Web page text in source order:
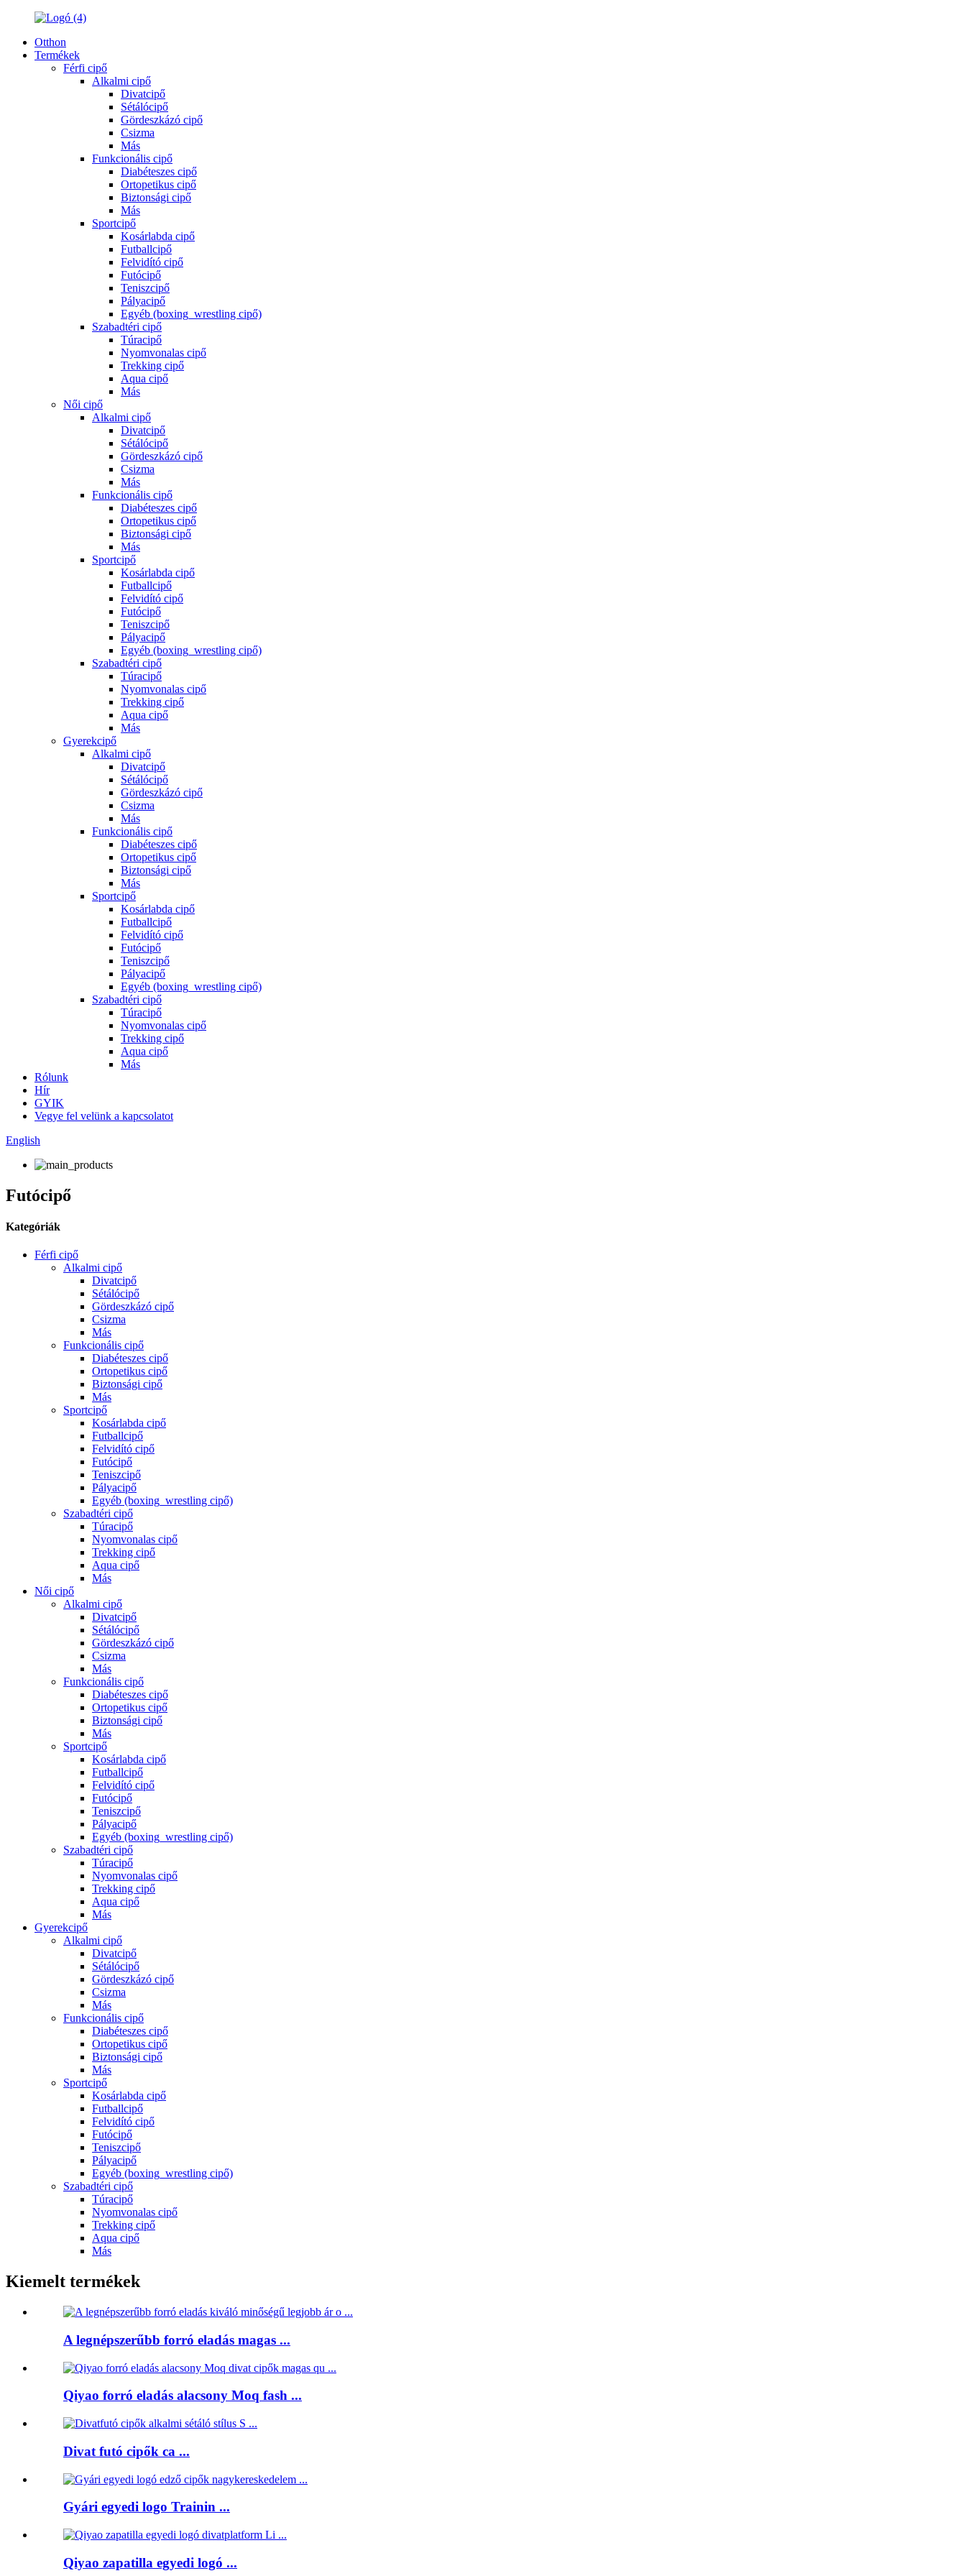
Otthon
Termékek
Férfi cipő
Alkalmi cipő
Divatcipő
Sétálócipő
Gördeszkázó cipő
Csizma
Más
Funkcionális cipő
Diabéteszes cipő
Ortopetikus cipő
Biztonsági cipő
Más
Sportcipő
Kosárlabda cipő
Futballcipő
Felvidító cipő
Futócipő
Teniszcipő
Pályacipő
Egyéb (boxing_wrestling cipő)
Szabadtéri cipő
Túracipő
Nyomvonalas cipő
Trekking cipő
Aqua cipő
Más
Női cipő
Alkalmi cipő
Divatcipő
Sétálócipő
Gördeszkázó cipő
Csizma
Más
Funkcionális cipő
Diabéteszes cipő
Ortopetikus cipő
Biztonsági cipő
Más
Sportcipő
Kosárlabda cipő
Futballcipő
Felvidító cipő
Futócipő
Teniszcipő
Pályacipő
Egyéb (boxing_wrestling cipő)
Szabadtéri cipő
Túracipő
Nyomvonalas cipő
Trekking cipő
Aqua cipő
Más
Gyerekcipő
Alkalmi cipő
Divatcipő
Sétálócipő
Gördeszkázó cipő
Csizma
Más
Funkcionális cipő
Diabéteszes cipő
Ortopetikus cipő
Biztonsági cipő
Más
Sportcipő
Kosárlabda cipő
Futballcipő
Felvidító cipő
Futócipő
Teniszcipő
Pályacipő
Egyéb (boxing_wrestling cipő)
Szabadtéri cipő
Túracipő
Nyomvonalas cipő
Trekking cipő
Aqua cipő
Más
Rólunk
Hír
GYIK
Vegye fel velünk a kapcsolatot
English
Futócipő
Kategóriák
Férfi cipő
Alkalmi cipő
Divatcipő
Sétálócipő
Gördeszkázó cipő
Csizma
Más
Funkcionális cipő
Diabéteszes cipő
Ortopetikus cipő
Biztonsági cipő
Más
Sportcipő
Kosárlabda cipő
Futballcipő
Felvidító cipő
Futócipő
Teniszcipő
Pályacipő
Egyéb (boxing_wrestling cipő)
Szabadtéri cipő
Túracipő
Nyomvonalas cipő
Trekking cipő
Aqua cipő
Más
Női cipő
Alkalmi cipő
Divatcipő
Sétálócipő
Gördeszkázó cipő
Csizma
Más
Funkcionális cipő
Diabéteszes cipő
Ortopetikus cipő
Biztonsági cipő
Más
Sportcipő
Kosárlabda cipő
Futballcipő
Felvidító cipő
Futócipő
Teniszcipő
Pályacipő
Egyéb (boxing_wrestling cipő)
Szabadtéri cipő
Túracipő
Nyomvonalas cipő
Trekking cipő
Aqua cipő
Más
Gyerekcipő
Alkalmi cipő
Divatcipő
Sétálócipő
Gördeszkázó cipő
Csizma
Más
Funkcionális cipő
Diabéteszes cipő
Ortopetikus cipő
Biztonsági cipő
Más
Sportcipő
Kosárlabda cipő
Futballcipő
Felvidító cipő
Futócipő
Teniszcipő
Pályacipő
Egyéb (boxing_wrestling cipő)
Szabadtéri cipő
Túracipő
Nyomvonalas cipő
Trekking cipő
Aqua cipő
Más
Kiemelt termékek
A legnépszerűbb forró eladás magas ...
Qiyao forró eladás alacsony Moq fash ...
Divat futó cipők ca ...
Gyári egyedi logo Trainin ...
Qiyao zapatilla egyedi logó ...